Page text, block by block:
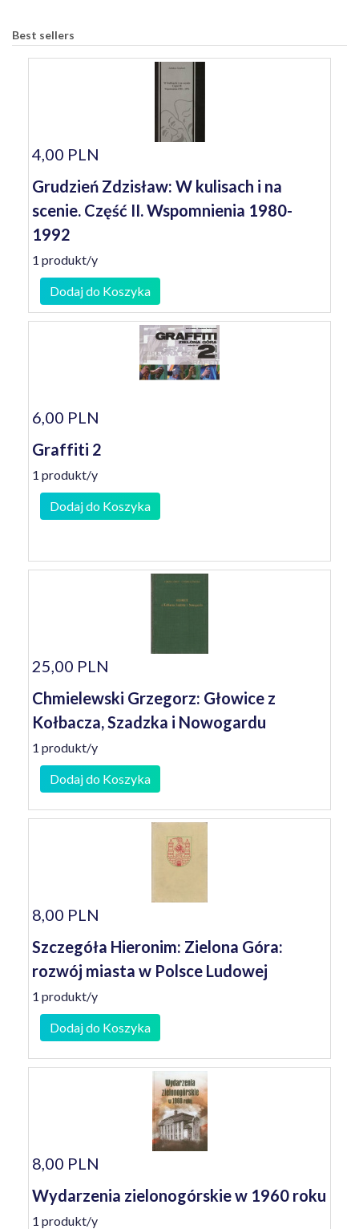
Best sellers
4,00 PLN
Grudzień Zdzisław: W kulisach i na
scenie. Część II. Wspomnienia 1980-
1992
1 produkt/y
Dodaj do Koszyka
6,00 PLN
Graffiti 2
1 produkt/y
Dodaj do Koszyka
25,00 PLN
Chmielewski Grzegorz: Głowice z
Kołbacza, Szadzka i Nowogardu
1 produkt/y
Dodaj do Koszyka
8,00 PLN
Szczegóła Hieronim: Zielona Góra:
rozwój miasta w Polsce Ludowej
1 produkt/y
Dodaj do Koszyka
8,00 PLN
Wydarzenia zielonogórskie w 1960 roku
1 produkt/y